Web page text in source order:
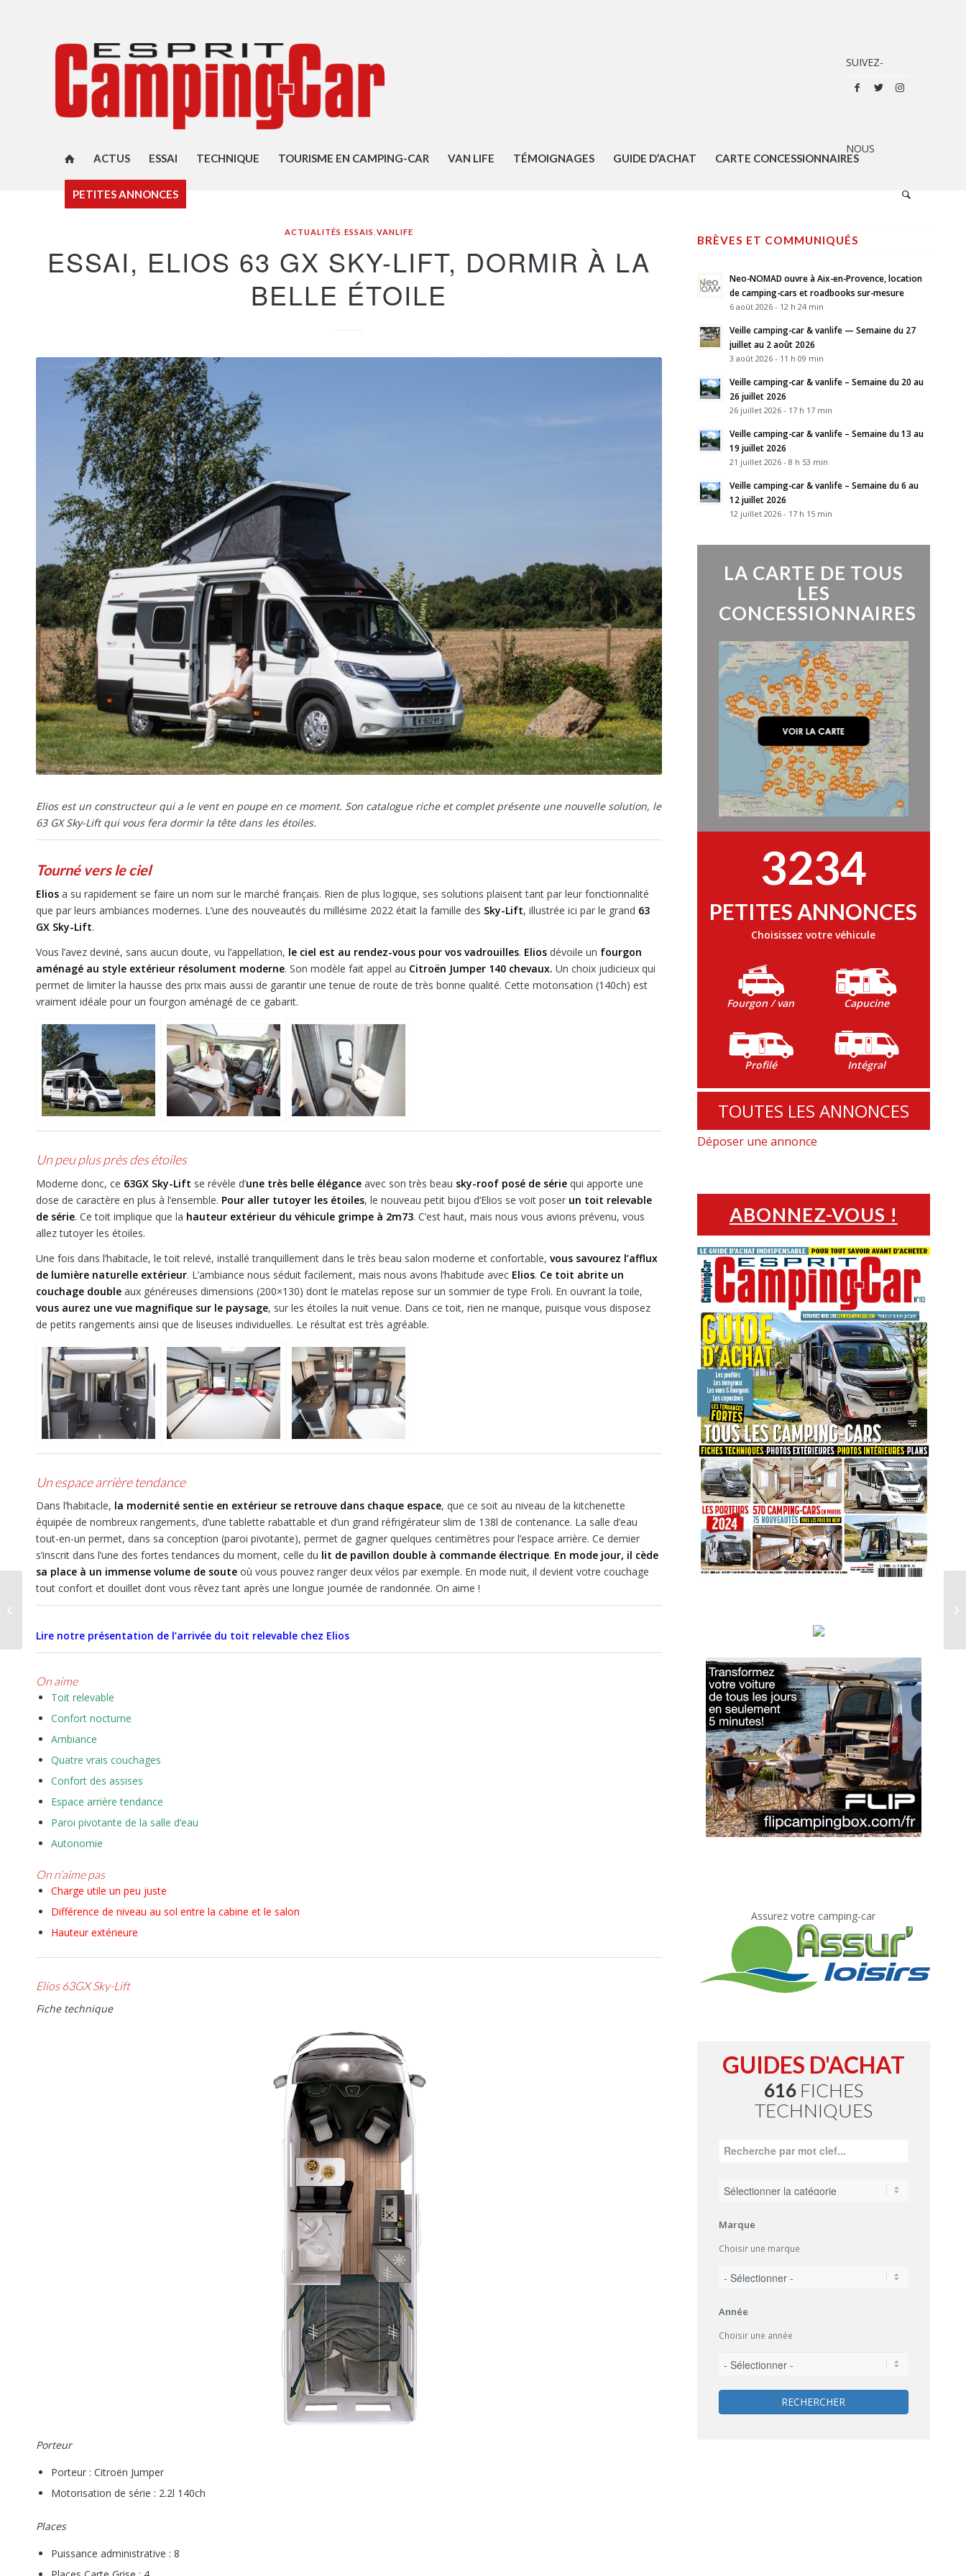
ACTUS ESSAI TECHNIQUE TOURISME EN CAMPING-CAR VAN LIFE TÉMOIGNAGES GUIDE D’ACHAT CARTE CONCESSIONNAIRES
PETITES ANNONCES
ACTUALITÉS ESSAIS VANLIFE
ESSAI, ELIOS 63 GX SKY-LIFT, DORMIR À LA
BELLE ÉTOILE
Elios est un constructeur qui a le vent en poupe en ce moment. Son catalogue riche et complet présente une nouvelle solution, le
63 GX Sky-Lift qui vous fera dormir la tête dans les étoiles.
Tourné vers le ciel
Elios a su rapidement se faire un nom sur le marché français. Rien de plus logique, ses solutions plaisent tant par leur fonctionnalité
que par leurs ambiances modernes. L’une des nouveautés du millésime 2022 était la famille des Sky-Lift, illustrée ici par le grand 63
GX Sky-Lift.
Vous l’avez deviné, sans aucun doute, vu l’appellation, le ciel est au rendez-vous pour vos vadrouilles. Elios dévoile un fourgon
aménagé au style extérieur résolument moderne. Son modèle fait appel au Citroën Jumper 140 chevaux. Un choix judicieux qui
permet de limiter la hausse des prix mais aussi de garantir une tenue de route de très bonne qualité. Cette motorisation (140ch) est
vraiment idéale pour un fourgon aménagé de ce gabarit.
Un peu plus près des étoiles
Moderne donc, ce 63GX Sky-Lift se révèle d’une très belle élégance avec son très beau sky-roof posé de série qui apporte une
dose de caractère en plus à l’ensemble. Pour aller tutoyer les étoiles, le nouveau petit bijou d’Elios se voit poser un toit relevable
de série. Ce toit implique que la hauteur extérieur du véhicule grimpe à 2m73. C’est haut, mais nous vous avions prévenu, vous
allez tutoyer les étoiles.
Une fois dans l’habitacle, le toit relevé, installé tranquillement dans le très beau salon moderne et confortable, vous savourez l’afflux
de lumière naturelle extérieur. L’ambiance nous séduit facilement, mais nous avons l’habitude avec Elios. Ce toit abrite un
couchage double aux généreuses dimensions (200×130) dont le matelas repose sur un sommier de type Froli. En ouvrant la toile,
vous aurez une vue magnifique sur le paysage, sur les étoiles la nuit venue. Dans ce toit, rien ne manque, puisque vous disposez
de petits rangements ainsi que de liseuses individuelles. Le résultat est très agréable.
Un espace arrière tendance
Dans l’habitacle, la modernité sentie en extérieur se retrouve dans chaque espace, que ce soit au niveau de la kitchenette
équipée de nombreux rangements, d’une tablette rabattable et d’un grand réfrigérateur slim de 138l de contenance. La salle d’eau
tout-en-un permet, dans sa conception (paroi pivotante), permet de gagner quelques centimètres pour l’espace arrière. Ce dernier
s’inscrit dans l’une des fortes tendances du moment, celle du lit de pavillon double à commande électrique. En mode jour, il cède
sa place à un immense volume de soute où vous pouvez ranger deux vélos par exemple. En mode nuit, il devient votre couchage
tout confort et douillet dont vous rêvez tant après une longue journée de randonnée. On aime !
Lire notre présentation de l’arrivée du toit relevable chez Elios
On aime
Toit relevable
Confort nocturne
Ambiance
Quatre vrais couchages
Confort des assises
Espace arrière tendance
Paroi pivotante de la salle d’eau
Autonomie
On n’aime pas
Charge utile un peu juste
Différence de niveau au sol entre la cabine et le salon
Hauteur extérieure
Elios 63GX Sky-Lift
Fiche technique
Porteur
Porteur : Citroën Jumper
Motorisation de série : 2.2l 140ch
Places
Puissance administrative : 8
BRÈVES ET COMMUNIQUÉS
Neo-NOMAD ouvre à Aix-en-Provence, location
de camping-cars et roadbooks sur-mesure
6 août 2026 - 12 h 24 min
Veille camping-car & vanlife — Semaine du 27
juillet au 2 août 2026
3 août 2026 - 11 h 09 min
Veille camping-car & vanlife – Semaine du 20 au
26 juillet 2026
26 juillet 2026 - 17 h 17 min
Veille camping-car & vanlife – Semaine du 13 au
19 juillet 2026
21 juillet 2026 - 8 h 53 min
Veille camping-car & vanlife – Semaine du 6 au
12 juillet 2026
12 juillet 2026 - 17 h 15 min
LA CARTE DE TOUS
LES
CONCESSIONNAIRES
3234
PETITES ANNONCES
Choisissez votre véhicule
Fourgon / van Capucine
Profilé Intégral
TOUTES LES ANNONCES
Déposer une annonce
ABONNEZ-VOUS !
Assurez votre camping-car
GUIDES D'ACHAT
616FICHES
TECHNIQUES
Marque
Choisir une marque
Année
Choisir une année
RECHERCHER
Essai, Dreamer
Camper Five, le voyage